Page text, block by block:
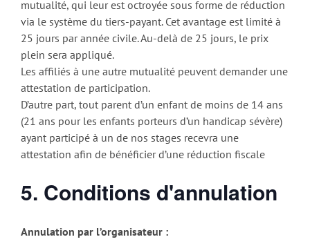
mutualité, qui leur est octroyée sous forme de réduction
via le système du tiers-payant. Cet avantage est limité à
25 jours par année civile. Au-delà de 25 jours, le prix
plein sera appliqué.
Les affiliés à une autre mutualité peuvent demander une
attestation de participation.
D’autre part, tout parent d’un enfant de moins de 14 ans
(21 ans pour les enfants porteurs d’un handicap sévère)
ayant participé à un de nos stages recevra une
attestation afin de bénéficier d’une réduction fiscale
5. Conditions d'annulation
Annulation par l’organisateur :